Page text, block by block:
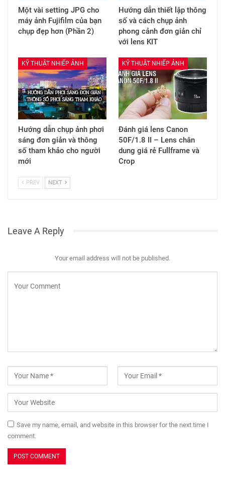
Một vài setting JPG cho
máy ảnh Fujifilm của bạn
chụp đẹp hơn (Phần 2)
Hướng dẫn thiết lập thông
số và cách chụp ảnh
phong cảnh đơn giản chỉ
với lens KIT
KỸ THUẬT NHIẾP ẢNH
Hướng dẫn chụp ảnh phơi
sáng đơn giản và thông
số tham khảo cho người
mới
KỸ THUẬT NHIẾP ẢNH
Đánh giá lens Canon
50F/1.8 II – Lens chân
dung giá rẻ Fullframe và
Crop
PREV NEXT
Leave A Reply
Your email address will not be published.
Save my name, email, and website in this browser for the next time I
comment.